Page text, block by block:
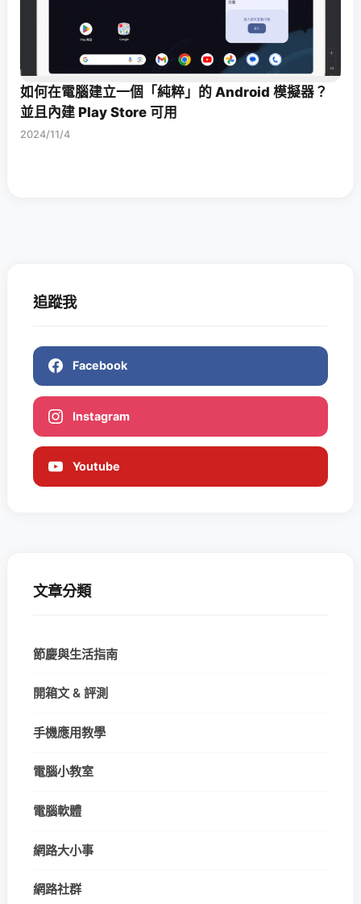
如何在電腦建立一個「純粹」的 Android 模擬器？
並且內建 Play Store 可用
2024/11/4
追蹤我
Facebook
Instagram
Youtube
文章分類
節慶與生活指南
開箱文 & 評測
手機應用教學
電腦小教室
電腦軟體
網路大小事
網路社群